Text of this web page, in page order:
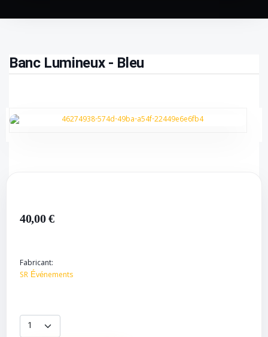
Banc Lumineux - Bleu
40,00 €
Fabricant:
SR Événements